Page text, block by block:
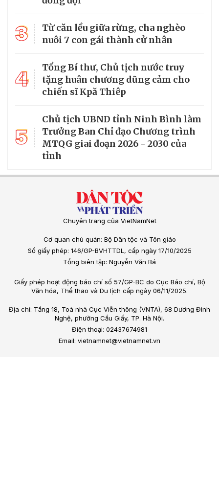
3
Từ căn lều giữa rừng, cha nghèo
nuôi 7 con gái thành cử nhân
4
Tổng Bí thư, Chủ tịch nước truy
tặng huân chương dũng cảm cho
chiến sĩ Kpă Thiêp
5
Chủ tịch UBND tỉnh Ninh Bình làm
Trưởng Ban Chỉ đạo Chương trình
MTQG giai đoạn 2026 - 2030 của
tỉnh
Chuyên trang của VietNamNet
Cơ quan chủ quản: Bộ Dân tộc và Tôn giáo
Số giấy phép: 146/GP-BVHTTDL, cấp ngày 17/10/2025
Tổng biên tập: Nguyễn Văn Bá
Giấy phép hoạt động báo chí số 57/GP-BC do Cục Báo chí, Bộ
Văn hóa, Thể thao và Du lịch cấp ngày 06/11/2025.
Địa chỉ: Tầng 18, Toà nhà Cục Viễn thông (VNTA), 68 Dương Đình
Nghệ, phường Cầu Giấy, TP. Hà Nội.
Điện thoại: 02437674981
Email: vietnamnet@vietnamnet.vn